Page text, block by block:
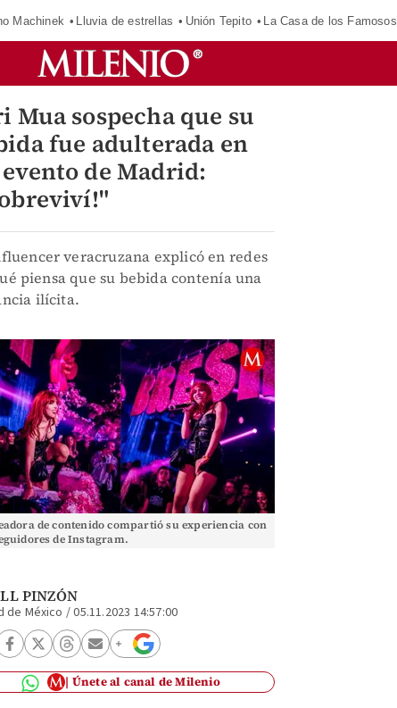
Machinek Lluvia de estrellas Unión Tepito La Casa de los Famosos
Mua sospecha que su
fue adulterada en
de Madrid:
veracruzana explicó en redes
piensa que su bebida contenía una
ilícita.
de contenido compartió su experiencia con
de Instagram.
PINZÓN
de México /05.11.2023 14:57:00
Únete al canal de Milenio